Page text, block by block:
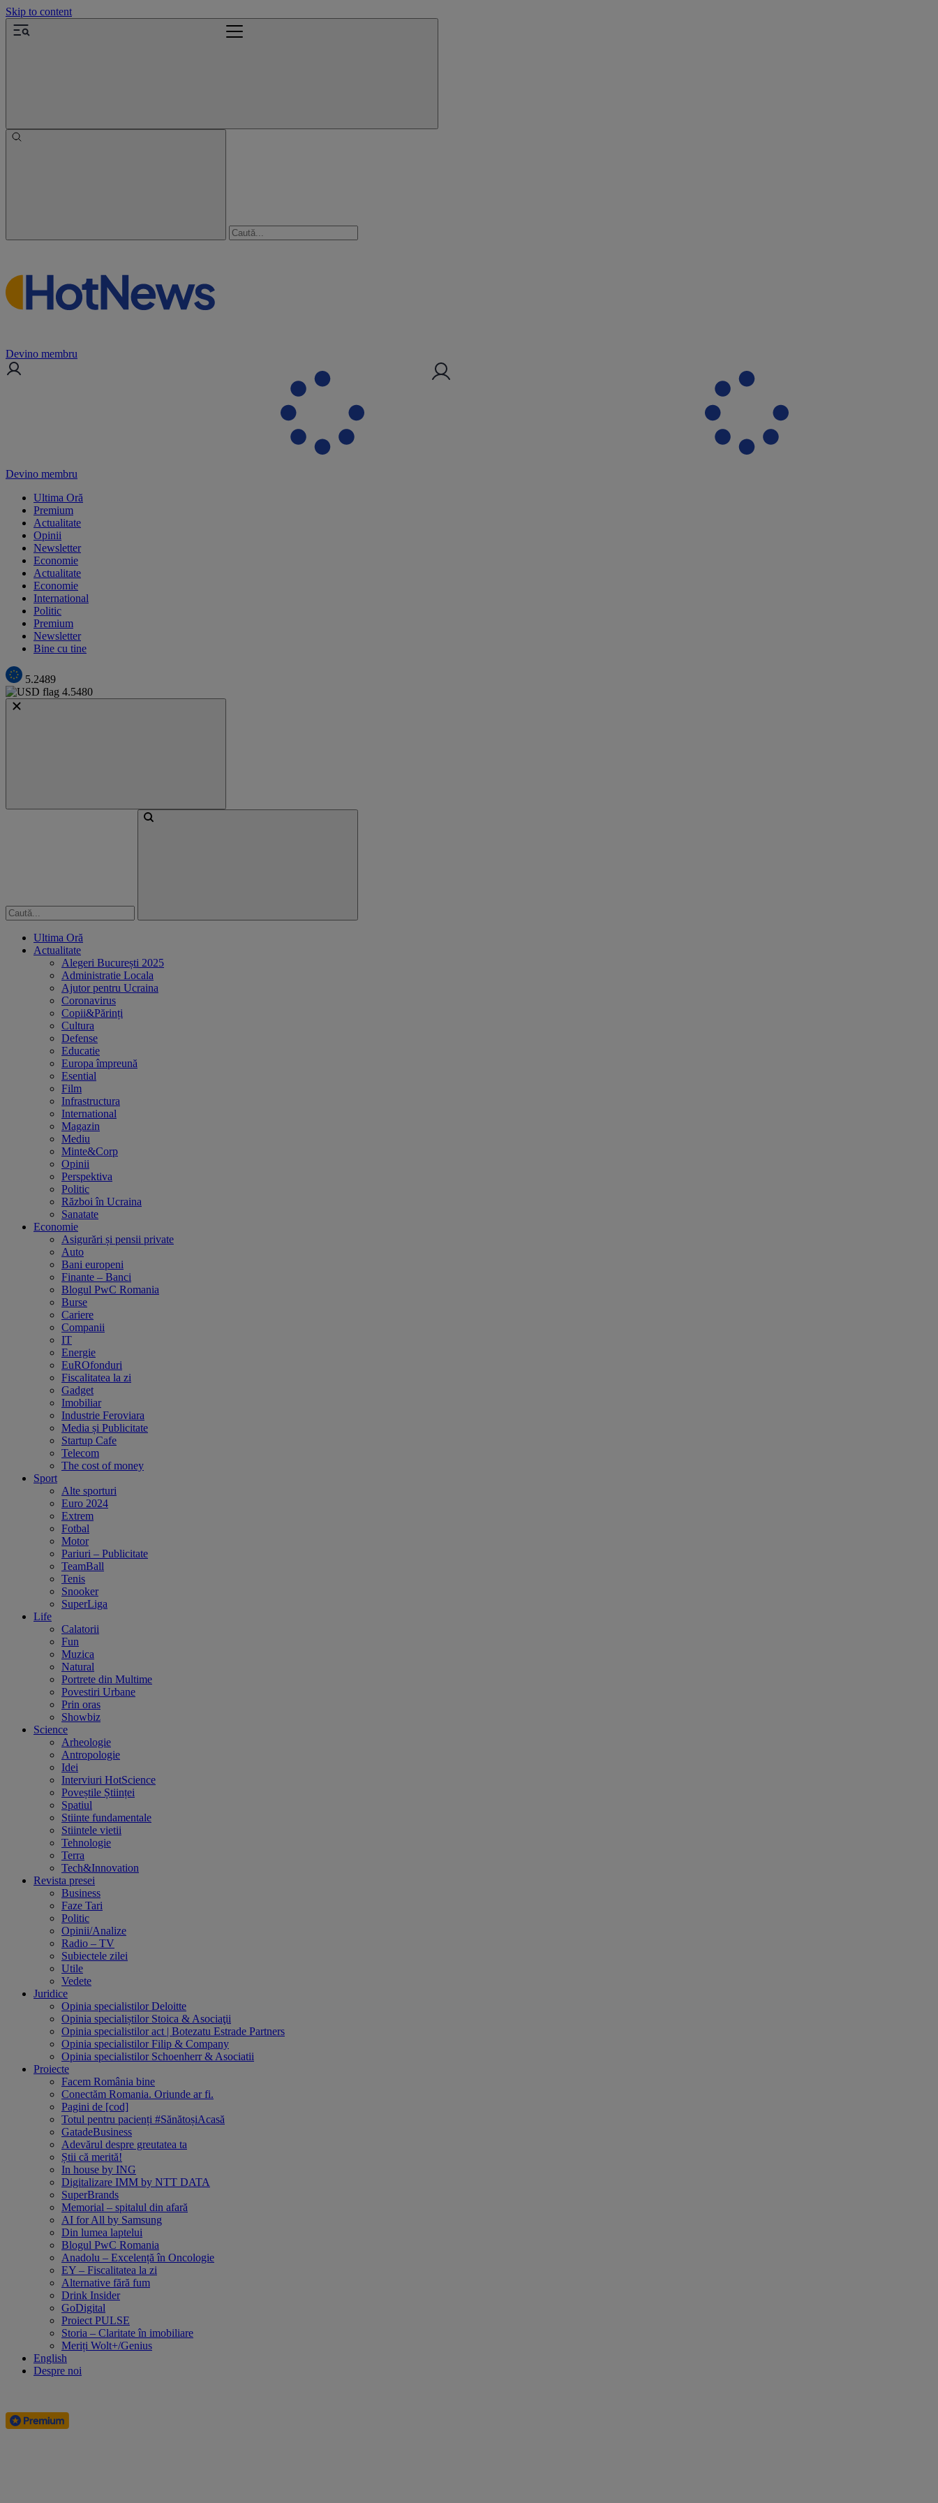
Skip to content
Devino membru
Devino membru
Ultima Oră
Premium
Actualitate
Opinii
Newsletter
Economie
Actualitate
Economie
International
Politic
Premium
Newsletter
Bine cu tine
5.2489
4.5480
Ultima Oră
Actualitate
Alegeri București 2025
Administratie Locala
Ajutor pentru Ucraina
Coronavirus
Copii&Părinți
Cultura
Defense
Educatie
Europa împreună
Esential
Film
Infrastructura
International
Magazin
Mediu
Minte&Corp
Opinii
Perspektiva
Politic
Război în Ucraina
Sanatate
Economie
Asigurări și pensii private
Auto
Bani europeni
Finante – Banci
Blogul PwC Romania
Burse
Cariere
Companii
IT
Energie
EuROfonduri
Fiscalitatea la zi
Gadget
Imobiliar
Industrie Feroviara
Media și Publicitate
Startup Cafe
Telecom
The cost of money
Sport
Alte sporturi
Euro 2024
Extrem
Fotbal
Motor
Pariuri – Publicitate
TeamBall
Tenis
Snooker
SuperLiga
Life
Calatorii
Fun
Muzica
Natural
Portrete din Multime
Povestiri Urbane
Prin oras
Showbiz
Science
Arheologie
Antropologie
Idei
Interviuri HotScience
Poveștile Științei
Spatiul
Stiinte fundamentale
Stiintele vietii
Tehnologie
Terra
Tech&Innovation
Revista presei
Business
Faze Tari
Politic
Opinii/Analize
Radio – TV
Subiectele zilei
Utile
Vedete
Juridice
Opinia specialistilor Deloitte
Opinia specialiștilor Stoica & Asociaţii
Opinia specialistilor act | Botezatu Estrade Partners
Opinia specialistilor Filip & Company
Opinia specialistilor Schoenherr & Asociatii
Proiecte
Facem România bine
Conectăm Romania. Oriunde ar fi.
Pagini de [cod]
Totul pentru pacienți #SănătoșiAcasă
GatadeBusiness
Adevărul despre greutatea ta
Știi că merită!
In house by ING
Digitalizare IMM by NTT DATA
SuperBrands
Memorial – spitalul din afară
AI for All by Samsung
Din lumea laptelui
Blogul PwC Romania
Anadolu – Excelență în Oncologie
EY – Fiscalitatea la zi
Alternative fără fum
Drink Insider
GoDigital
Proiect PULSE
Storia – Claritate în imobiliare
Meriți Wolt+/Genius
English
Despre noi